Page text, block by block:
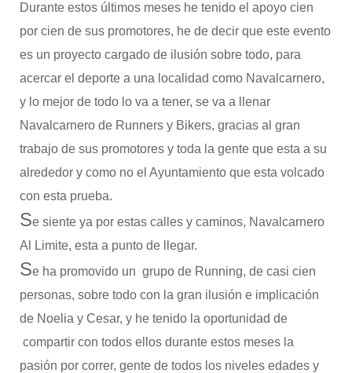
Durante estos últimos meses he tenido el apoyo cien
por cien de sus promotores, he de decir que este evento
es un proyecto cargado de ilusión sobre todo, para
acercar el deporte a una localidad como Navalcarnero,
y lo mejor de todo lo va a tener, se va a llenar
Navalcarnero de Runners y Bikers, gracias al gran
trabajo de sus promotores y toda la gente que esta a su
alrededor y como no el Ayuntamiento que esta volcado
con esta prueba.
Se siente ya por estas calles y caminos, Navalcarnero
Al Limite, esta a punto de llegar.
Se ha promovido un grupo de Running, de casi cien
personas, sobre todo con la gran ilusión e implicación
de Noelia y Cesar, y he tenido la oportunidad de
compartir con todos ellos durante estos meses la
pasión por correr, gente de todos los niveles edades y